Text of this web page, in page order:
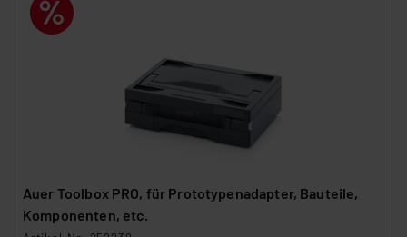
gespeichert werden und dieses Banner erneut
angezeigt wird.
„Einige Drittanbieter verarbeiten personenbezogene
Daten in den USA. Ihre Einwilligung zur Einbindung von
Cookies dieser Drittanbieter umfasst daher ggf. auch
die Verarbeitung Ihrer Daten in den USA gemäß Art. 49
der Datenschutzerklärung. Für die USA besteht kein
Angemessenheitsbeschluss der EU. Dies bedeutet,
Auer Toolbox PRO, für Prototypenadapter, Bauteile,
Komponenten, etc.